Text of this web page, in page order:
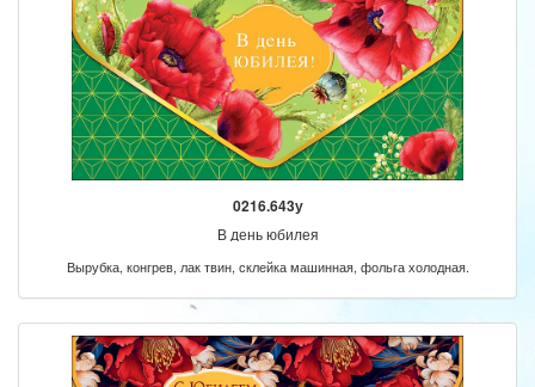
0216.643у
В день юбилея
Вырубка, конгрев, лак твин, склейка машинная, фольга холодная.